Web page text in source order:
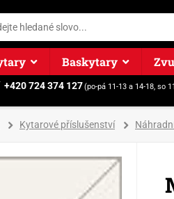
Baskytary
+420 724 374 127(po-pá 11-13 a 14-18, so
Kytarové příslušenství